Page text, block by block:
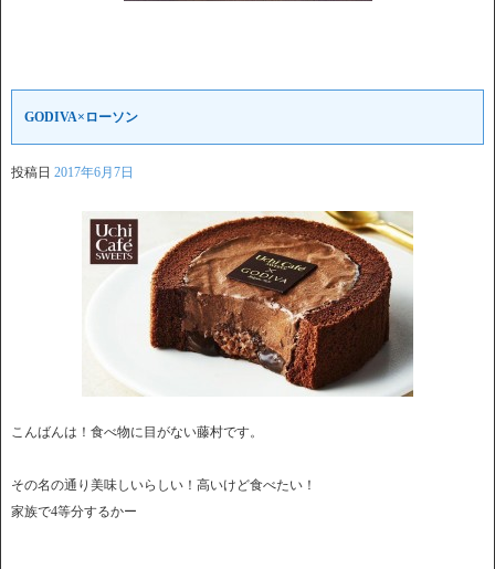
GODIVA×ローソン
投稿日 2017年6月7日
こんばんは！食べ物に目がない藤村です。
その名の通り美味しいらしい！高いけど食べたい！
家族で4等分するかー